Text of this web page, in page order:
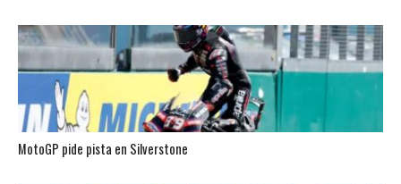
MotoGP pide pista en Silverstone